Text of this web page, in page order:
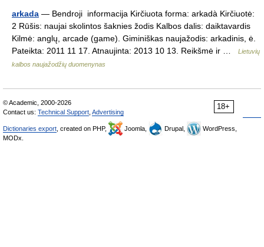
arkada — Bendroji informacija Kirčiuota forma: arkadà Kirčiuotė:
2 Rūšis: naujai skolintos šaknies žodis Kalbos dalis: daiktavardis
Kilmė: anglų, arcade (game). Giminiškas naujažodis: arkadinis, ė.
Pateikta: 2011 11 17. Atnaujinta: 2013 10 13. Reikšmė ir …
Lietuvių
kalbos naujažodžių duomenynas
18+
© Academic, 2000-2026
Contact us: Technical Support Advertising
Dictionaries export , created on PHP, Joomla, Drupal,
WordPress,
MODx.